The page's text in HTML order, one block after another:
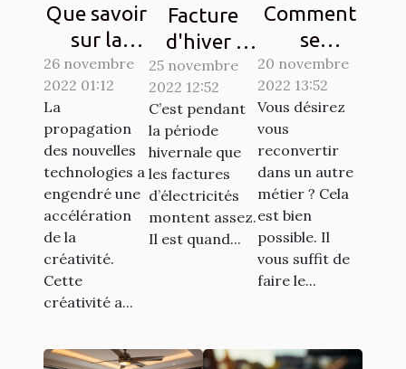
Que savoir
sur la
Crypto-
monnaie
26 novembre
2022 01:12
La
propagation
des nouvelles
technologies a
engendré une
accélération
de la
créativité.
Cette
créativité a...
Facture
d'hiver :
Des
astuces
simples
pour
économiser
de l'argent
25 novembre
2022 12:52
C’est pendant
la période
hivernale que
les factures
d’électricités
montent assez.
Il est quand...
Comment
se
reconvertir
à un autre
métier ?
20 novembre
2022 13:52
Vous désirez
vous
reconvertir
dans un autre
métier ? Cela
est bien
possible. Il
vous suffit de
faire le...